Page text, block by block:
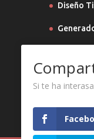
Diseño
Si te ha